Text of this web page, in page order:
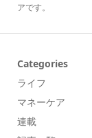
アです。
Categories
ライフ
マネーケア
連載